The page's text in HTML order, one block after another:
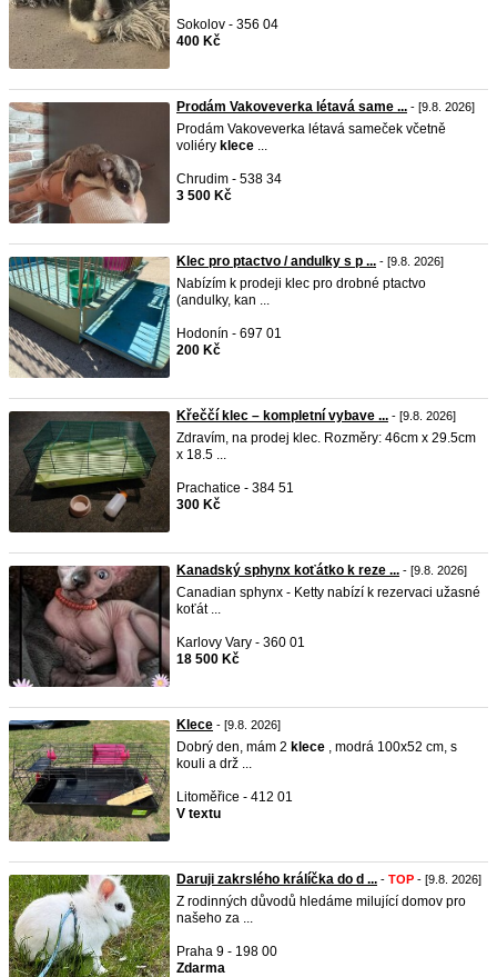
Sokolov - 356 04
400 Kč
Prodám Vakoveverka létavá same ... - [9.8. 2026]
Prodám Vakoveverka létavá sameček včetně
voliéry klece ...
Chrudim - 538 34
3 500 Kč
Klec pro ptactvo / andulky s p ... - [9.8. 2026]
Nabízím k prodeji klec pro drobné ptactvo
(andulky, kan ...
Hodonín - 697 01
200 Kč
Křeččí klec – kompletní vybave ... - [9.8. 2026]
Zdravím, na prodej klec. Rozměry: 46cm x 29.5cm
x 18.5 ...
Prachatice - 384 51
300 Kč
Kanadský sphynx koťátko k reze ... - [9.8. 2026]
Canadian sphynx - Ketty nabízí k rezervaci užasné
koťát ...
Karlovy Vary - 360 01
18 500 Kč
Klece - [9.8. 2026]
Dobrý den, mám 2 klece , modrá 100x52 cm, s
kouli a drž ...
Litoměřice - 412 01
V textu
Daruji zakrslého králíčka do d ... - TOP - [9.8. 2026]
Z rodinných důvodů hledáme milující domov pro
našeho za ...
Praha 9 - 198 00
Zdarma